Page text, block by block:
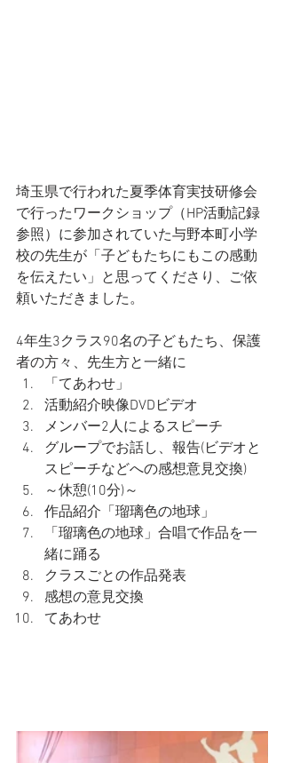
埼玉県で行われた夏季体育実技研修会
で行ったワークショップ（HP活動記録
参照）に参加されていた与野本町小学
校の先生が「子どもたちにもこの感動
を伝えたい」と思ってくださり、ご依
頼いただきました。
4年生3クラス90名の子どもたち、保護
者の方々、先生方と一緒に
「てあわせ」
活動紹介映像DVDビデオ
メンバー2人によるスピーチ
グループでお話し、報告(ビデオと
スピーチなどへの感想意見交換)
～休憩(10分)～
作品紹介「瑠璃色の地球」
「瑠璃色の地球」合唱で作品を一
緒に踊る
クラスごとの作品発表
感想の意見交換
てあわせ